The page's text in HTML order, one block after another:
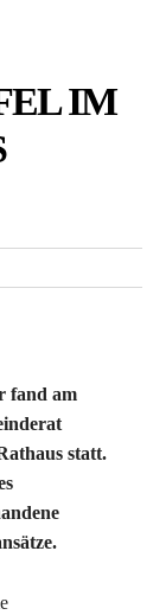
IM
fand am
statt.